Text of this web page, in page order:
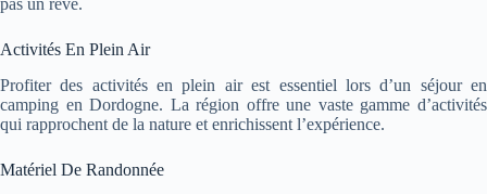
pas un rêve.
Activités En Plein Air
Profiter des activités en plein air est essentiel lors d’un séjour en
camping en Dordogne. La région offre une vaste gamme d’activités
qui rapprochent de la nature et enrichissent l’expérience.
Matériel De Randonnée